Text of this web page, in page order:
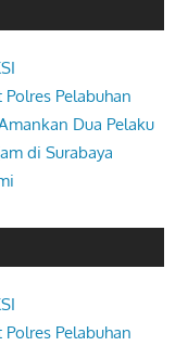
Polres Pelabuhan
Dua Pelaku
di Surabaya
Polres Pelabuhan